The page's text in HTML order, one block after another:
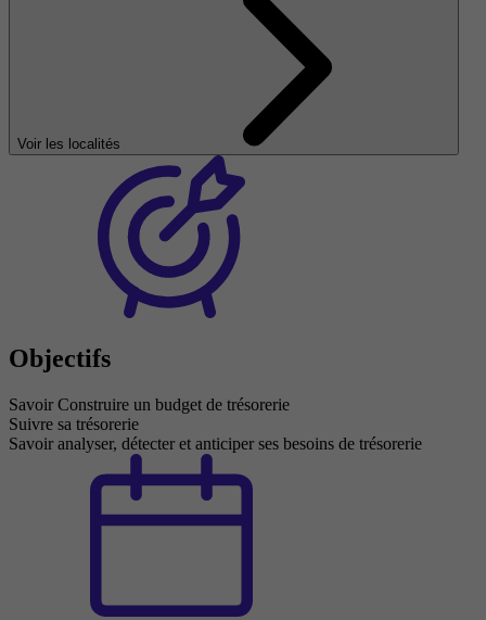
Voir les localités
Objectifs
Savoir Construire un budget de trésorerie
Suivre sa trésorerie
Savoir analyser, détecter et anticiper ses besoins de trésorerie